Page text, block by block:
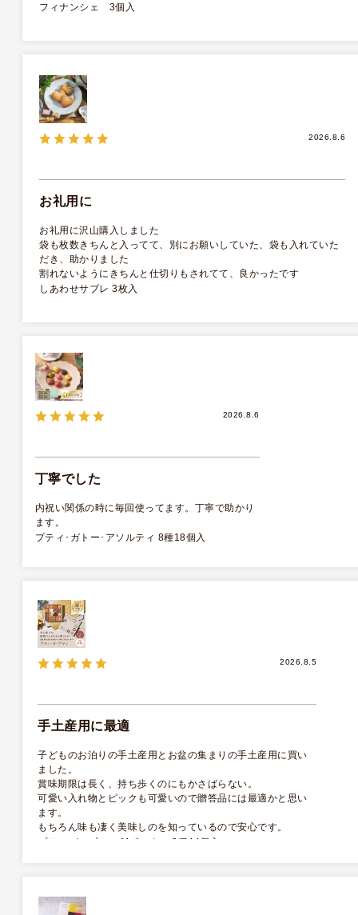
フィナンシェ 3個入
2026.8.6
お礼用に
お礼用に沢山購入しました
袋も枚数きちんと入ってて、別にお願いしていた、袋も入れていた
だき、助かりました
割れないようにきちんと仕切りもされてて、良かったです
しあわせサブレ 3枚入
2026.8.6
丁寧でした
内祝い関係の時に毎回使ってます。丁寧で助かり
ます。
プティ･ガトー･アソルティ 8種18個入
2026.8.5
手土産用に最適
子どものお泊りの手土産用とお盆の集まりの手土産用に買い
ました。
賞味期限は長く、持ち歩くのにもかさばらない。
可愛い入れ物とピックも可愛いので贈答品には最適かと思い
ます。
もちろん味も凄く美味しのを知っているので安心です。
プティ･タ･プティ Mボックス 9種44個入